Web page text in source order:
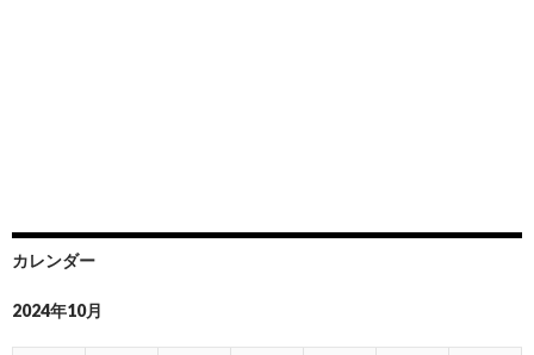
カレンダー
2024年10月